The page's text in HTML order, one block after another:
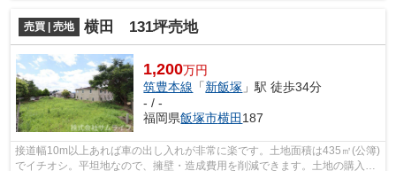
売買 | 売地 横田 131坪売地
1,200万円
筑豊本線 「新飯塚 」駅 徒歩34分
- / -
福岡県飯塚市横田187
接道幅10m以上あれば車の出し入れが非常に楽です。土地面積は435㎡(公簿)
でイチオシ。平坦地なので、擁壁・造成費用を削減できます。土地の購入を